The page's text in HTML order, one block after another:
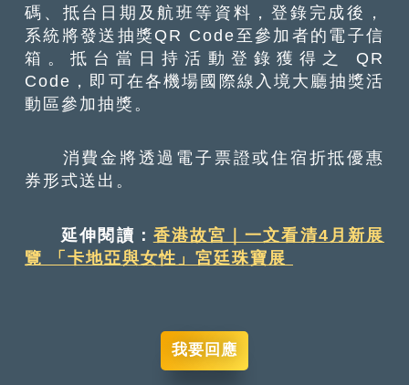
碼、抵台日期及航班等資料，登錄完成後，
系統將發送抽獎QR Code至參加者的電子信
箱。抵台當日持活動登錄獲得之 QR
Code，即可在各機場國際線入境大廳抽獎活
動區參加抽獎。
消費金將透過電子票證或住宿折抵優惠
券形式送出。
延伸閱讀： 香港故宮｜一文看清4月新展
覽 「卡地亞與女性」宮廷珠寶展
我要回應